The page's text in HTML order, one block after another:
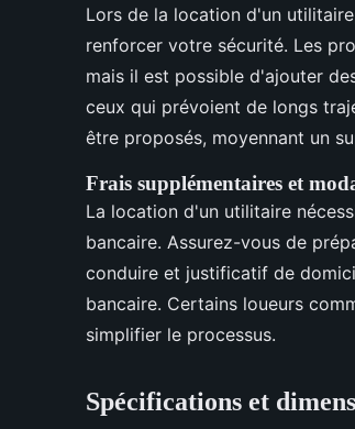
Lors de la location d'un
renforcer votre sécurité. Les
mais il est possible d'ajouter
ceux qui prévoient de longs
être proposés, moyennant un
Frais supplémentaires et
La location d'un utilitaire
bancaire. Assurez-vous de
conduire et justificatif de
bancaire. Certains loueurs
simplifier le processus.
Spécifications et